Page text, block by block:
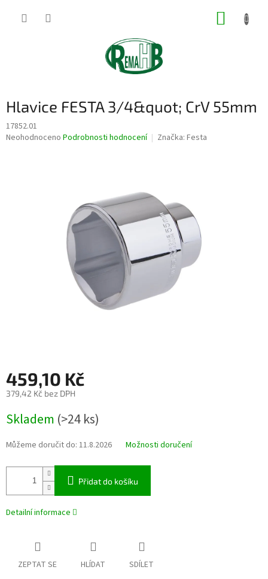
Hlavice FESTA 3/4&quot; CrV 55mm
17852.01
Průměrné
Neohodnoceno Podrobnosti hodnocení Značka: Festa
459,10 Kč
379,42 Kč bez DPH
cena:
Skladem (>24 ks)
Můžeme doručit do: 11.8.2026 Možnosti doručení
Přidat do košíku
Detailní informace
ZEPTAT SE HLÍDAT SDÍLET